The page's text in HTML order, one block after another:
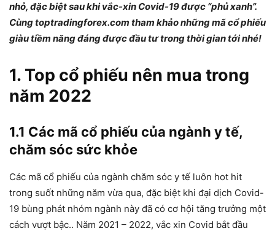
nhỏ, đặc biệt sau khi vắc-xin Covid-19 được “phủ xanh”.
Cùng toptradingforex.com tham khảo những mã cổ phiếu
giàu tiềm năng đáng được đầu tư trong thời gian tới nhé!
1. Top cổ phiếu nên mua trong
năm 2022
1.1 Các mã cổ phiếu của ngành y tế,
chăm sóc sức khỏe
Các mã cổ phiếu của ngành chăm sóc y tế luôn hot hit
trong suốt những năm vừa qua, đặc biệt khi đại dịch Covid-
19 bùng phát nhóm ngành này đã có cơ hội tăng trưởng một
cách vượt bậc.. Năm 2021 – 2022, vắc xin Covid bắt đầu